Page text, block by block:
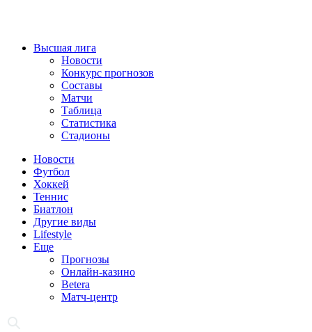
Высшая лига
Новости
Конкурс прогнозов
Составы
Матчи
Таблица
Статистика
Стадионы
Новости
Футбол
Хоккей
Теннис
Биатлон
Другие виды
Lifestyle
Еще
Прогнозы
Онлайн-казино
Betera
Матч-центр